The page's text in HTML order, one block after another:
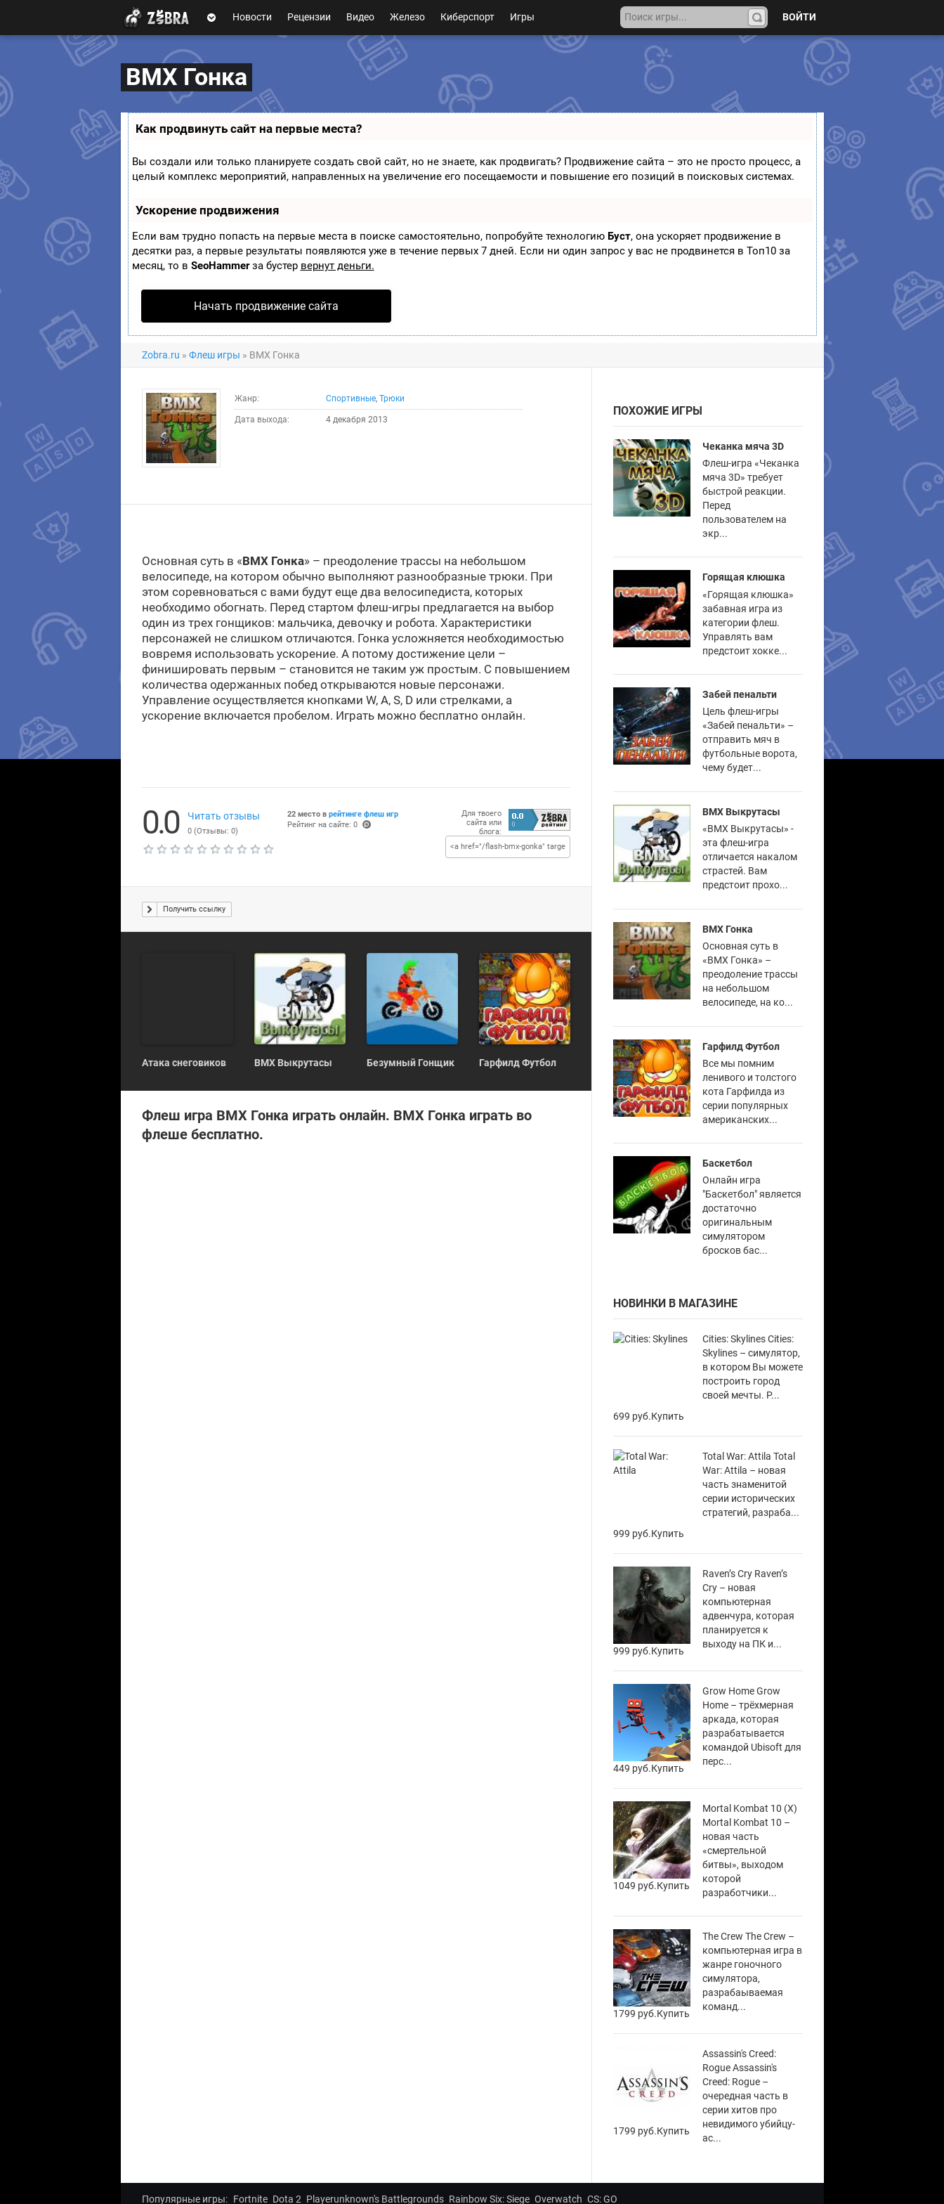
Zobra.ru -
сообщество - все
о играх
ф
ор
м
Новости Рецензии Видео Железо Киберспорт Игры
На
йти
ВОЙТИ
BMX Гонка
Как продвинуть сайт на первые места?
Вы создали или только планируете создать свой сайт, но не знаете, как продвигать? Продвижение сайта – это не просто процесс, а
целый комплекс мероприятий, направленных на увеличение его посещаемости и повышение его позиций в поисковых системах.
Ускорение продвижения
Если вам трудно попасть на первые места в поиске самостоятельно, попробуйте технологию Буст, она ускоряет продвижение в
десятки раз, а первые результаты появляются уже в течение первых 7 дней. Если ни один запрос у вас не продвинется в Топ10 за
месяц, то в SeoHammerза бустер вернут деньги.
Начать продвижение сайта
Zobra.ru » Флеш игры » BMX Гонка
Жанр: Спортивные, Трюки
Дата выхода: 4 декабря 2013
Основная суть в «BMX Гонка» – преодоление трассы на небольшом
велосипеде, на котором обычно выполняют разнообразные трюки. При
этом соревноваться с вами будут еще два велосипедиста, которых
необходимо обогнать. Перед стартом флеш-игры предлагается на выбор
один из трех гонщиков: мальчика, девочку и робота. Характеристики
персонажей не слишком отличаются. Гонка усложняется необходимостью
вовремя использовать ускорение. А потому достижение цели –
финишировать первым – становится не таким уж простым. С повышением
количества одержанных побед открываются новые персонажи.
Управление осуществляется кнопками W, A, S, D или стрелками, а
ускорение включается пробелом. Играть можно бесплатно онлайн.
0.0 Читать отзывы
0(Отзывы: 0)
к
щ
а
22 место в рейтинге флеш игр
Рейтинг на сайте: 0
Для твоего
сайта или
блога:
Получить ссылку
Атака снеговиков BMX Выкрутасы Безумный Гонщик Гарфилд Футбол
Флеш игра BMX Гонка играть онлайн. BMX Гонка играть во
флеше бесплатно.
ПОХОЖИЕ ИГРЫ
Чеканка мяча 3D
Флеш-игра «Чеканка
мяча 3D» требует
быстрой реакции.
Перед
пользователем на
экр...
Горящая клюшка
«Горящая клюшка»
забавная игра из
категории флеш.
Управлять вам
предстоит хокке...
Забей пенальти
Цель флеш-игры
«Забей пенальти» –
отправить мяч в
футбольные ворота,
чему будет...
BMX Выкрутасы
«BMX Выкрутасы» -
эта флеш-игра
отличается накалом
страстей. Вам
предстоит прохо...
BMX Гонка
Основная суть в
«BMX Гонка» –
преодоление трассы
на небольшом
велосипеде, на ко...
Гарфилд Футбол
Все мы помним
ленивого и толстого
кота Гарфилда из
серии популярных
американских...
Баскетбол
Онлайн игра
"Баскетбол" является
достаточно
оригинальным
симулятором
бросков бас...
НОВИНКИ В МАГАЗИНЕ
699 руб.Купить
Cities: Skylines Cities:
Skylines – симулятор,
в котором Вы можете
построить город
своей мечты. Р...
999 руб.Купить
Total War: Attila Total
War: Attila – новая
часть знаменитой
серии исторических
стратегий, разраба...
999 руб.Купить
Raven’s Cry Raven’s
Cry – новая
компьютерная
адвенчура, которая
планируется к
выходу на ПК и...
449 руб.Купить
Grow Home Grow
Home – трёхмерная
аркада, которая
разрабатывается
командой Ubisoft для
перс...
1049 руб.Купить
Mortal Kombat 10 (X)
Mortal Kombat 10 –
новая часть
«смертельной
битвы», выходом
которой
разработчики...
1799 руб.Купить
The Crew The Crew –
компьютерная игра в
жанре гоночного
симулятора,
разрабаываемая
команд...
1799 руб.Купить
Assassin's Creed:
Rogue Assassin's
Creed: Rogue –
очередная часть в
серии хитов про
невидимого убийцу-
ас...
Популярные игры: Fortnite Dota 2 Playerunknown's Battlegrounds Rainbow Six: Siege Overwatch CS: GO